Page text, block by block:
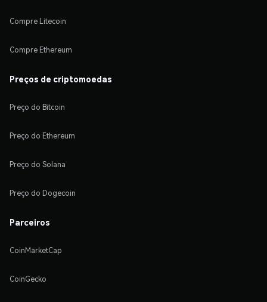
Compre Litecoin
Compre Ethereum
Preços de criptomoedas
Preço do Bitcoin
Preço do Ethereum
Preço do Solana
Preço do Dogecoin
Parceiros
CoinMarketCap
CoinGecko